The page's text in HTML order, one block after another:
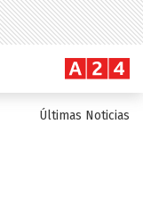
Últimas Noticias